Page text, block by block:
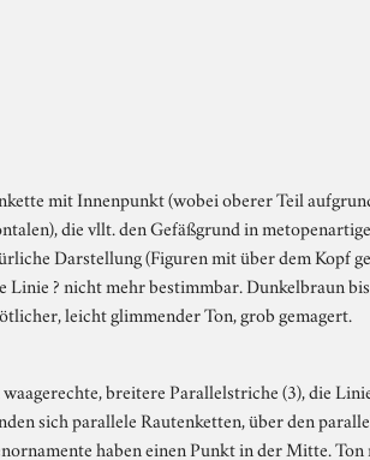
mit Innenpunkt (wobei oberer Teil
die vllt. den Gefäßgrund in
Darstellung (Figuren mit über dem Kopf
? nicht mehr bestimmbar. Dunkelbraun
leicht glimmender Ton, grob gemagert.
breitere Parallelstriche (3), die
sich parallele Rautenketten, über den
haben einen Punkt in der Mitte.